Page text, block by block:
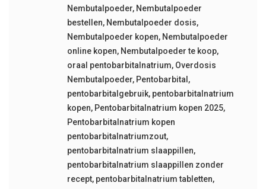
Nembutalpoeder, Nembutalpoeder
bestellen, Nembutalpoeder dosis,
Nembutalpoeder kopen, Nembutalpoeder
online kopen, Nembutalpoeder te koop,
oraal pentobarbitalnatrium, Overdosis
Nembutalpoeder, Pentobarbital ,
pentobarbitalgebruik, pentobarbitalnatrium
kopen, Pentobarbitalnatrium kopen 2025,
Pentobarbitalnatrium kopen
pentobarbitalnatriumzout,
pentobarbitalnatrium slaappillen,
pentobarbitalnatrium slaappillen zonder
recept, pentobarbitalnatrium tabletten,